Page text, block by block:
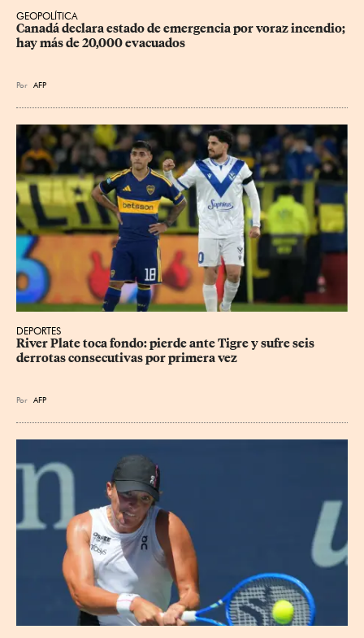
GEOPOLÍTICA
Canadá declara estado de emergencia por voraz incendio;
hay más de 20,000 evacuados
Por AFP
DEPORTES
River Plate toca fondo: pierde ante Tigre y sufre seis
derrotas consecutivas por primera vez
Por AFP